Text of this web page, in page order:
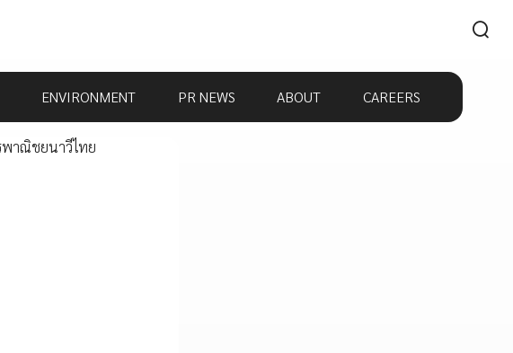
ENVIRONMENT PR NEWS ABOUT CAREERS